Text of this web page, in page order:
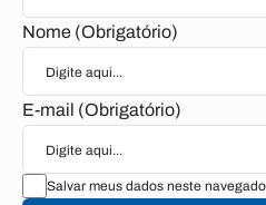
Nome (Obrigatório)
E-mail (Obrigatório)
Salvar meus dados neste